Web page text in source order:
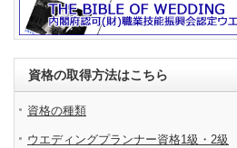
資格の取得方法はこちら
資格の種類
ウエディングプランナー資格1級・2級